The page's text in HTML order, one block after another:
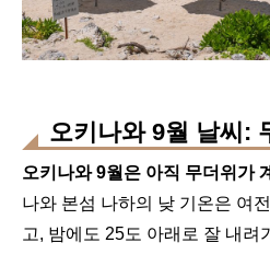
오키나와 9월 날씨:
오키나와 9월은 아직 무더위가
나와 본섬 나하의 낮 기온은 여
고, 밤에도 25도 아래로 잘 내려